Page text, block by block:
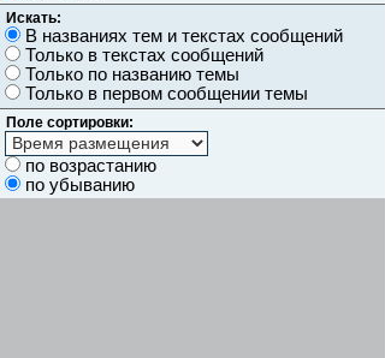
Искать:
В названиях тем и текстах сообщений
Только в текстах сообщений
Только по названию темы
Только в первом сообщении темы
Поле сортировки:
по возрастанию
по убыванию